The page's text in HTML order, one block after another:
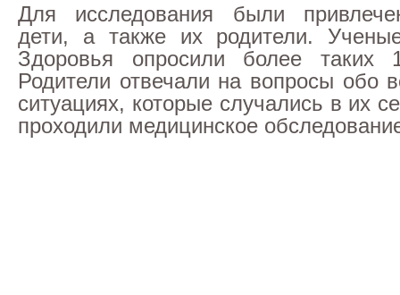
Для исследования были
дети, а также их родители.
Здоровья опросили более таких
Родители отвечали на вопросы обо
ситуациях, которые случались в их
проходили медицинское